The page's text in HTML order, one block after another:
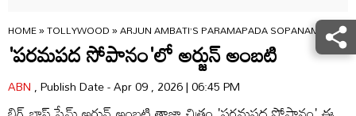
HOME»TOLLYWOOD»ARJUN AMBATI’S PARAMAPADA SOPANAM SET
'పరమపద సోపానం'లో అర్జున్ అంబటి
ABN, Publish Date - Apr 09 , 2026 | 06:45 PM